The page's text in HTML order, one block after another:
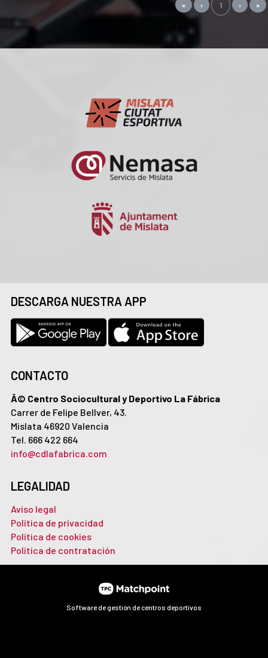
De lunes a viernes de 9 a 14h y de 17 a 21h
Un nuevo espacio pensado para ti, ¡ven a conocerlo!
« ‹ 1 › »
DESCARGA NUESTRA APP
CONTACTO
Â© Centro Sociocultural y Deportivo La Fábrica
Carrer de Felipe Bellver, 43.
Mislata 46920 Valencia
Tel. 666 422 664
info@cdlafabrica.com
LEGALIDAD
Aviso legal
Política de privacidad
Política de cookies
Política de contratación
Software de gestión de centros deportivos